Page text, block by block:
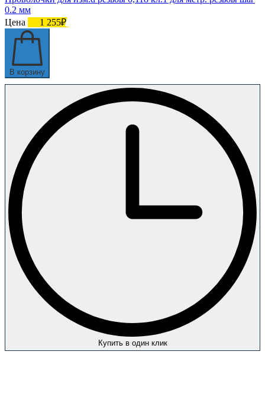
0.2 мм
Цена
1 255₽
В корзину
Купить в один клик